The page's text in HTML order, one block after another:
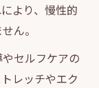
より、慢性的
ん。
セルフケアの
レッチやエク